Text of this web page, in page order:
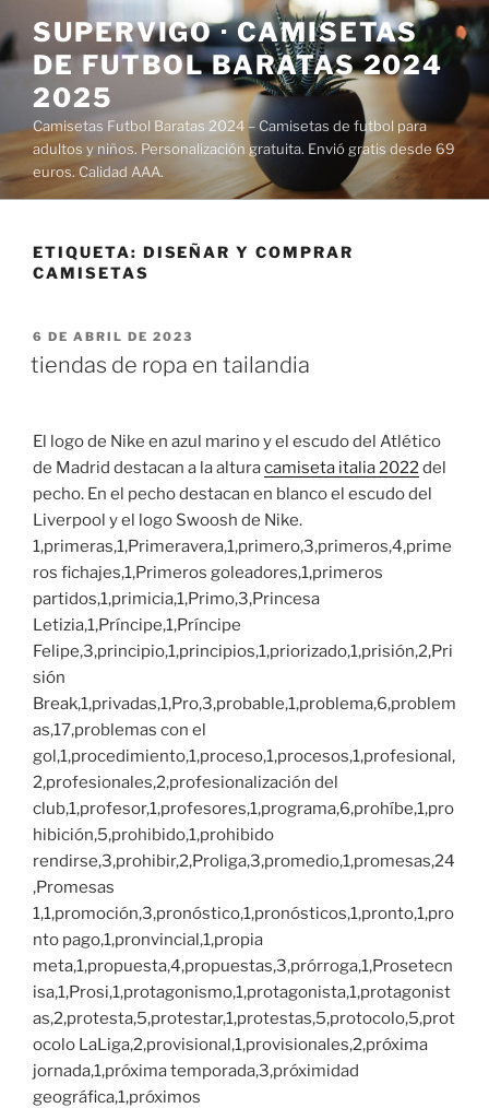
al
contenido
SUPERVIGO · CAMISETAS
DE FUTBOL BARATAS 2024
2025
Camisetas Futbol Baratas 2024 – Camisetas de futbol para
adultos y niños. Personalización gratuita. Envió gratis desde 69
euros. Calidad AAA.
ETIQUETA: DISEÑAR Y COMPRAR
CAMISETAS
PUBLICADO
EL
6 DE ABRIL DE 2023
tiendas de ropa en tailandia
El logo de Nike en azul marino y el escudo del Atlético
de Madrid destacan a la alturacamiseta italia 2022del
pecho. En el pecho destacan en blanco el escudo del
Liverpool y el logo Swoosh de Nike.
1,primeras,1,Primeravera,1,primero,3,primeros,4,prime
ros fichajes,1,Primeros goleadores,1,primeros
partidos,1,primicia,1,Primo,3,Princesa
Letizia,1,Príncipe,1,Príncipe
Felipe,3,principio,1,principios,1,priorizado,1,prisión,2,Pri
sión
Break,1,privadas,1,Pro,3,probable,1,problema,6,problem
as,17,problemas con el
gol,1,procedimiento,1,proceso,1,procesos,1,profesional,
2,profesionales,2,profesionalización del
club,1,profesor,1,profesores,1,programa,6,prohíbe,1,pro
hibición,5,prohibido,1,prohibido
rendirse,3,prohibir,2,Proliga,3,promedio,1,promesas,24
,Promesas
1,1,promoción,3,pronóstico,1,pronósticos,1,pronto,1,pro
nto pago,1,pronvincial,1,propia
meta,1,propuesta,4,propuestas,3,prórroga,1,Prosetecn
isa,1,Prosi,1,protagonismo,1,protagonista,1,protagonist
as,2,protesta,5,protestar,1,protestas,5,protocolo,5,prot
ocolo LaLiga,2,provisional,1,provisionales,2,próxima
jornada,1,próxima temporada,3,próximidad
geográfica,1,próximos